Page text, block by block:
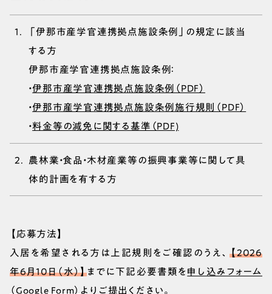
「伊那市産学官連携拠点施設条例」の規定に該当
する方
伊那市産学官連携拠点施設条例：
・伊那市産学官連携拠点施設条例（PDF）
・伊那市産学官連携拠点施設条例施行規則（PDF）
・料金等の減免に関する基準（PDF)
農林業・食品・木材産業等の振興事業等に関して具
体的計画を有する方
【応募方法】
入居を希望される方は上記規則をご確認のうえ、【2026
年6月10日（水）】までに下記必要書類を 申し込みフォーム
（Google Form） よりご提出ください。